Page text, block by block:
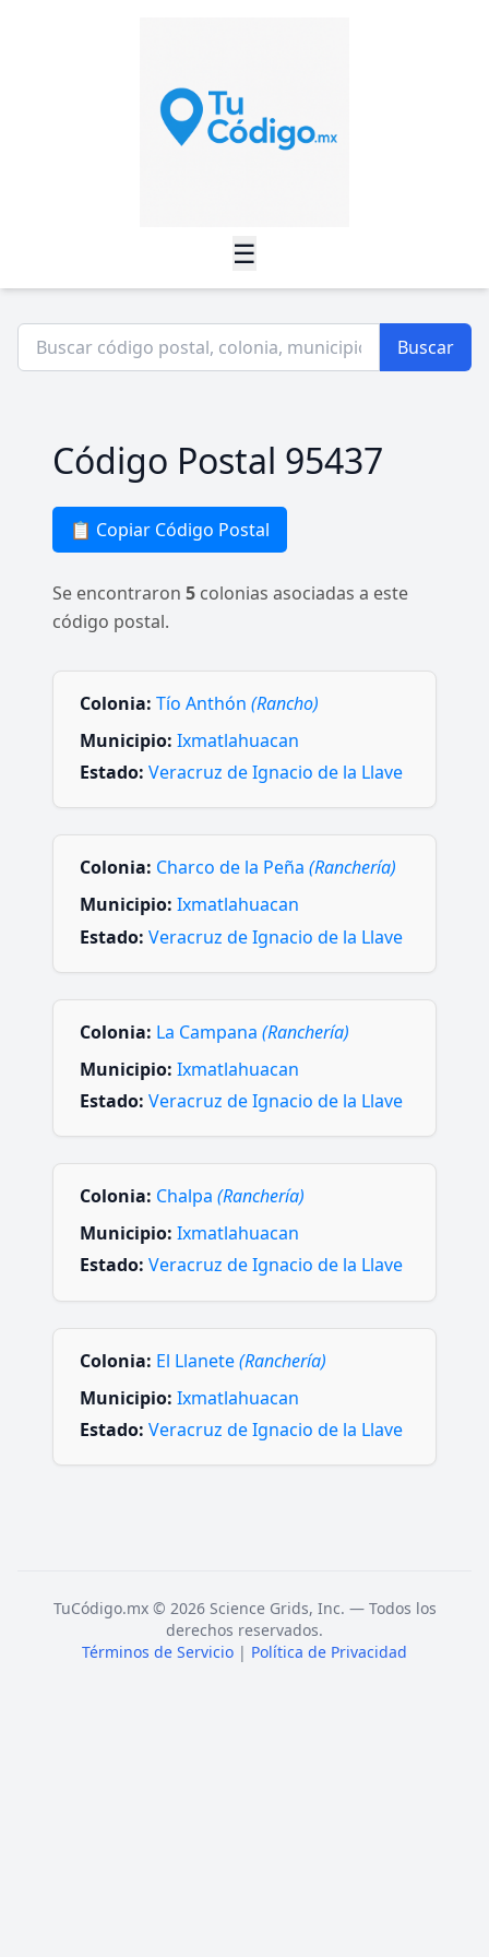
☰
Buscar
Código Postal 95437
📋 Copiar Código Postal
Se encontraron 5 colonias asociadas a este
código postal.
Colonia: Tío Anthón (Rancho)
Municipio: Ixmatlahuacan
Estado: Veracruz de Ignacio de la Llave
Colonia: Charco de la Peña (Ranchería)
Municipio: Ixmatlahuacan
Estado: Veracruz de Ignacio de la Llave
Colonia: La Campana (Ranchería)
Municipio: Ixmatlahuacan
Estado: Veracruz de Ignacio de la Llave
Colonia: Chalpa (Ranchería)
Municipio: Ixmatlahuacan
Estado: Veracruz de Ignacio de la Llave
Colonia: El Llanete(Ranchería)
Municipio: Ixmatlahuacan
Estado: Veracruz de Ignacio de la Llave
TuCódigo.mx © 2026 Science Grids, Inc. — Todos los
derechos reservados.
Términos de Servicio | Política de Privacidad